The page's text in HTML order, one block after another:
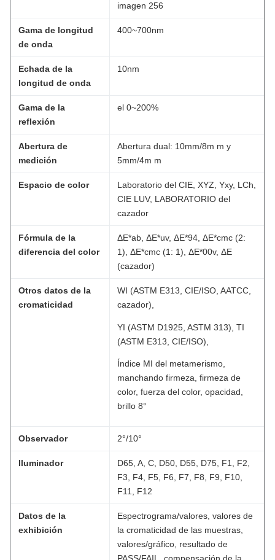
imagen 256
Gama de longitud
de onda
400~700nm
Echada de la
longitud de onda
10nm
Gama de la
reflexión
el 0~200%
Abertura de
medición
Abertura dual: 10mm/8m m y
5mm/4m m
Espacio de color
Laboratorio del CIE, XYZ, Yxy, LCh,
CIE LUV, LABORATORIO del
cazador
Fórmula de la
diferencia del color
ΔE*ab, ΔE*uv, ΔE*94, ΔE*cmc (2:
1), ΔE*cmc (1: 1), ΔE*00v, ΔE
(cazador)
Otros datos de la
cromaticidad
WI (ASTM E313, CIE/ISO, AATCC,
cazador),
YI (ASTM D1925, ASTM 313), TI
(ASTM E313, CIE/ISO),
Índice MI del metamerismo,
manchando firmeza, firmeza de
color, fuerza del color, opacidad,
brillo 8°
Observador 2°/10°
Iluminador
D65, A, C, D50, D55, D75, F1, F2,
F3, F4, F5, F6, F7, F8, F9, F10,
F11, F12
Datos de la
exhibición
Espectrograma/valores, valores de
la cromaticidad de las muestras,
valores/gráfico, resultado de